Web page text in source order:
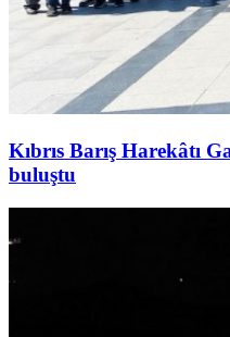
Kıbrıs Barış Harekâtı
buluştu